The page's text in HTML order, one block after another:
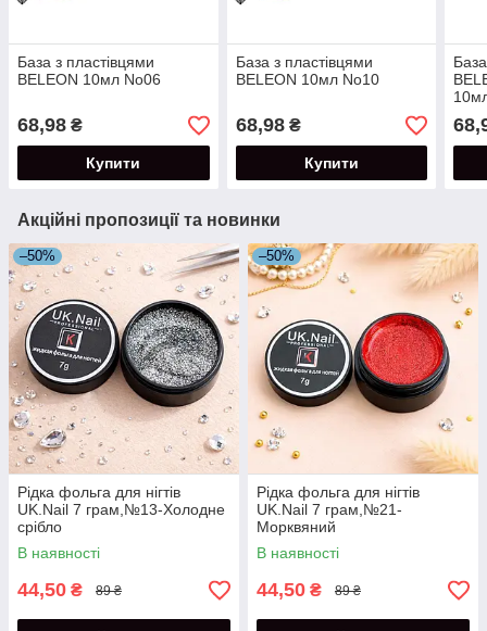
База з пластівцями
BELEON 10мл No06
68,98 ₴
Купити
База з пластівцями
BELEON 10мл No10
68,98₴
Купити
Акційні пропозиції та новинки
–50%
Рідка фольга для нігтів
UK.Nail 7 грам,№13-Холодне
срібло
В наявності
44,50 ₴ 89 ₴
–50%
Рідка фольга для нігтів
UK.Nail 7 грам,№21-
Морквяний
В наявності
44,50 ₴ 89 ₴